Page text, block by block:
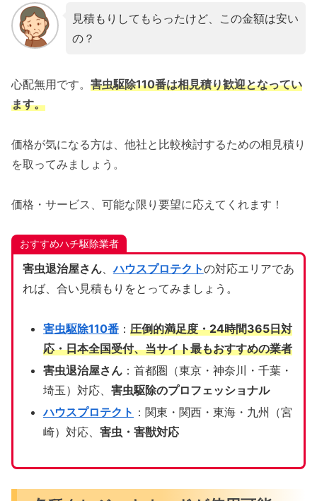
見積もりしてもらったけど、この金額は安い
の？
心配無用です。 害虫駆除110番は相見積り歓迎となってい
ます。
価格が気になる方は、他社と比較検討するための相見積り
を取ってみましょう。
価格・サービス、可能な限り要望に応えてくれます！
おすすめハチ駆除業者
害虫退治屋さん、ハウスプロテクトの対応エリアであ
れば、合い見積もりをとってみましょう。
害虫駆除110番： 圧倒的満足度・24時間365日対
応・日本全国受付、当サイト最もおすすめの業者
害虫退治屋さん：首都圏（東京・神奈川・千葉・
埼玉）対応、 害虫駆除のプロフェッショナル
ハウスプロテクト ：関東・関西・東海・九州（宮
崎）対応、 害虫・害獣対応